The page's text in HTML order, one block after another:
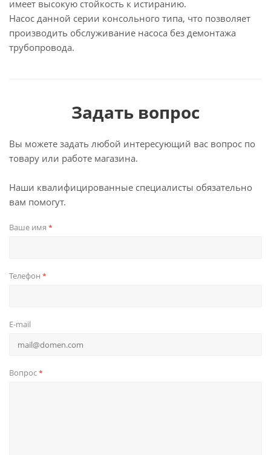
имеет высокую стойкость к истиранию.
Насос данной серии консольного типа, что позволяет
производить обслуживание насоса без демонтажа
трубопровода.
Задать вопрос
Вы можете задать любой интересующий вас вопрос по
товару или работе магазина.
Наши квалифицированные специалисты обязательно
вам помогут.
Ваше имя *
Телефон *
E-mail
Вопрос*